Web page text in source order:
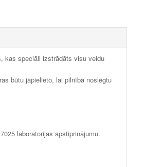
kas speciāli izstrādāts visu veidu
būtu jāpielieto, lai pilnībā noslēgtu
laboratorijas apstiprinājumu.